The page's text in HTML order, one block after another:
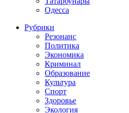
Одесса
Рубрики
Резонанс
Политика
Экономика
Криминал
Образование
Культура
Спорт
Здоровье
Экология